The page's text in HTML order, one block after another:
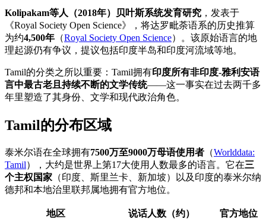
Kolipakam等人（2018年）贝叶斯系统发育研究 ，发表于
《Royal Society Open Science》，将达罗毗荼语系的历史推算
为约4,500年 （Royal Society Open Science）。该原始语言的地
理起源仍有争议，提议包括印度半岛和印度河流域等地。
Tamil的分类之所以重要：Tamil拥有印度所有非印度-雅利安语
言中最古老且持续不断的文学传统——这一事实在过去两千多
年里塑造了其身份、文学和现代政治角色。
Tamil的分布区域
泰米尔语在全球拥有7500万至9000万母语使用者 （Worlddata:
Tamil），大约是世界上第17大使用人数最多的语言。它在三
个主权国家 （印度、斯里兰卡、新加坡）以及印度的泰米尔纳
德邦和本地治里联邦属地拥有官方地位。
地区 说话人数（约） 官方地位